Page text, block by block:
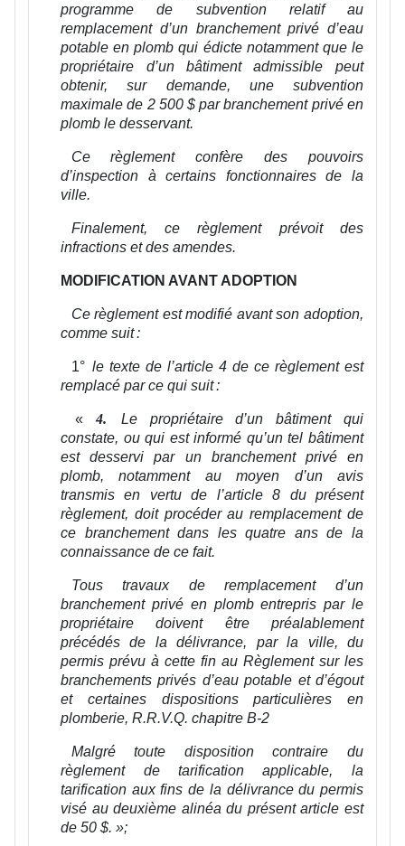
programme de subvention relatif au
remplacement d’un branchement privé d’eau
potable en plomb qui édicte notamment que le
propriétaire d’un bâtiment admissible peut
obtenir, sur demande, une subvention
maximale de 2 500 $ par branchement privé en
plomb le desservant.
Ce règlement confère des pouvoirs
d’inspection à certains fonctionnaires de la
ville.
Finalement, ce règlement prévoit des
infractions et des amendes.
MODIFICATION AVANT ADOPTION
Ce règlement est modifié avant son adoption,
comme suit :
1° le texte de l’article 4 de ce règlement est
remplacé par ce qui suit :
« 4.
Le propriétaire d’un bâtiment qui
constate, ou qui est informé qu’un tel bâtiment
est desservi par un branchement privé en
plomb, notamment au moyen d’un avis
transmis en vertu de l’article 8 du présent
règlement, doit procéder au remplacement de
ce branchement dans les quatre ans de la
connaissance de ce fait.
Tous travaux de remplacement d’un
branchement privé en plomb entrepris par le
propriétaire doivent être préalablement
précédés de la délivrance, par la ville, du
permis prévu à cette fin au Règlement sur les
branchements privés d’eau potable et d’égout
et certaines dispositions particulières en
plomberie, R.R.V.Q. chapitre B-2
Malgré toute disposition contraire du
règlement de tarification applicable, la
tarification aux fins de la délivrance du permis
visé au deuxième alinéa du présent article est
de 50 $. »;